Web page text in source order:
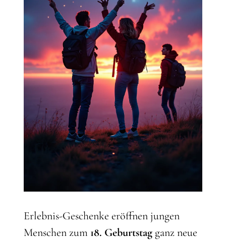
Erlebnis-Geschenke eröffnen jungen
Menschen zum 18. Geburtstag ganz neue